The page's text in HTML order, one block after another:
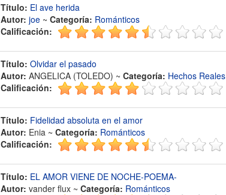
Título: El ave herida
Autor: joe ~ Categoría: Románticos
Calificación:
Título: Olvidar el pasado
Autor: ANGELICA (TOLEDO) ~ Categoría: Hechos Reales
Calificación:
Título: Fidelidad absoluta en el amor
Autor: Enia ~ Categoría: Románticos
Calificación:
Título: EL AMOR VIENE DE NOCHE-POEMA-
Autor: vander flux ~ Categoría: Románticos